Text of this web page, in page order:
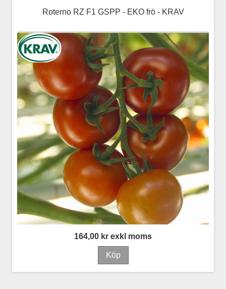
Roterno RZ F1 GSPP - EKO frö - KRAV
164,00 kr exkl moms